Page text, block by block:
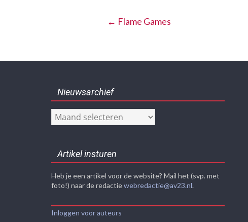
← Flame Games
Nieuwsarchief
Nieuwsarchief
Artikel insturen
Heb je een artikel voor de website? Mail het (svp. met
foto!) naar de redactiewebredactie@av23.nl.
Inloggen voor auteurs